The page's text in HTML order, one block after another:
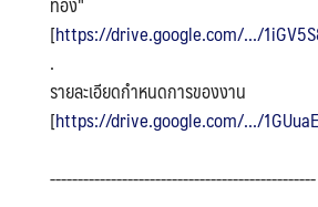
[https://drive.google.com/.../
.
รายละเอียดกำหนดการของงาน
[https://drive.google.com/.../
-------------------------‐----------------------